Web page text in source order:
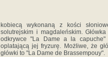
kobiecą wykonaną z kości
solutrejskim i magdaleńskim.
odkrywce "La Dame a la
oplatającą jej fryzurę. Możliwe, że
główki to "La Dame de Brassempouy".